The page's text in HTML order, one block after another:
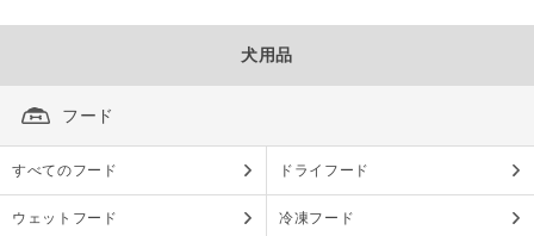
犬用品
フード
すべてのフード ドライフード
ウェットフード 冷凍フード